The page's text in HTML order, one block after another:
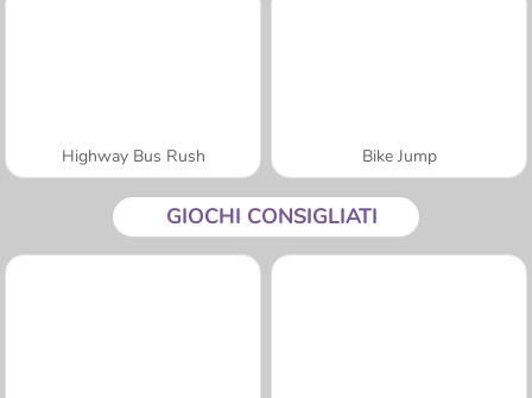
Highway Bus Rush Bike Jump
GIOCHI CONSIGLIATI